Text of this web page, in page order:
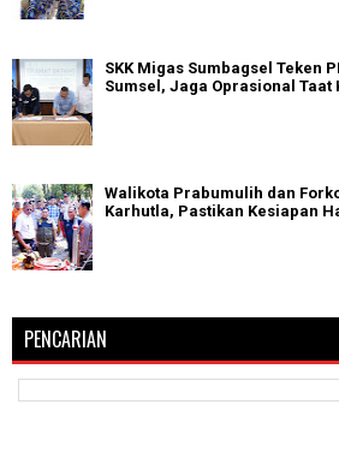
SKK Migas Sumbagsel Teken
Sumsel, Jaga Oprasional Taat
Walikota Prabumulih dan
Karhutla, Pastikan Kesiapan
PENCARIAN